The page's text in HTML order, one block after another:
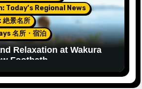
Today’s Regional News
景名所
名所・宿泊
Relaxation at Wakura
Footbath